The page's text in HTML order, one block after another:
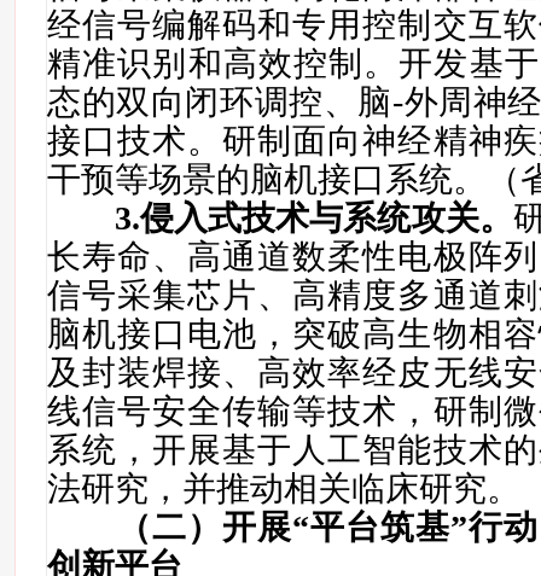
经信号编解码和专用控制交互
精准识别和高效控制 。 开发基
态的双向闭环调控、脑-外周神
接口技术。研制面向神经精神
干预等场景的脑机接口系统。（
3.侵入式技术与系统攻关。
长寿命、高通道数柔性电极阵
信号采集芯片、高精度多通道
脑机接口电池，突破高生物相
及封装焊接、高效率经皮无线
线信号安全传输等技术，研制
系统，开展基于人工智能技术
法研究，并推动相关临床研究。
（二）开展“平台筑基”行
创新平台